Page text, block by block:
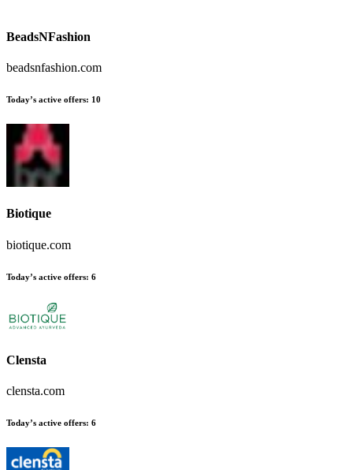
BeadsNFashion
beadsnfashion.com
Today’s active offers: 10
Biotique
biotique.com
Today’s active offers: 6
Clensta
clensta.com
Today’s active offers: 6